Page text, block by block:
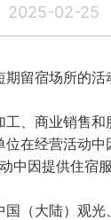
2025-02-25
期留宿场所的
、商业销售和
位在经营活动
中因提供住宿
国（大陆）观